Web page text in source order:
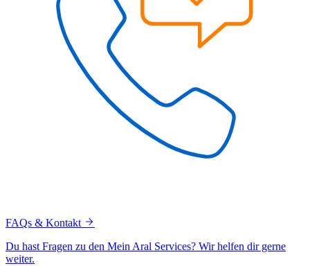
FAQs & Kontakt
Du hast Fragen zu den Mein Aral Services? Wir helfen dir gerne
weiter.